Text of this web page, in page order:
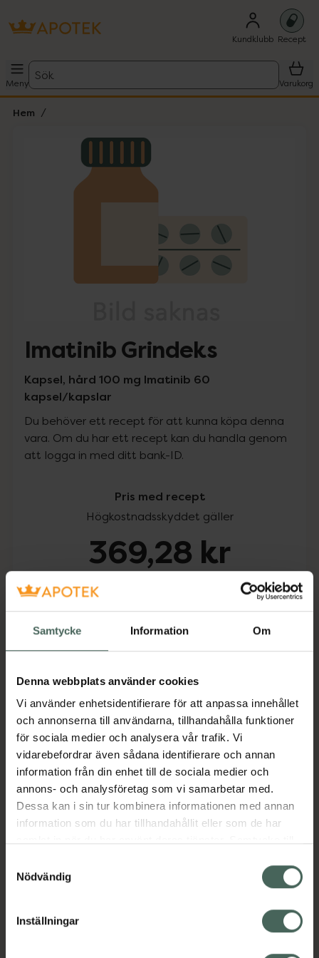
Samtycke Information Om
Denna webbplats använder cookies
Vi använder enhetsidentifierare för att anpassa innehållet
och annonserna till användarna, tillhandahålla funktioner
för sociala medier och analysera vår trafik. Vi
vidarebefordrar även sådana identifierare och annan
information från din enhet till de sociala medier och
annons- och analysföretag som vi samarbetar med.
Dessa kan i sin tur kombinera informationen med annan
information som du har tillhandahållit eller som de har
återkalla ditt samtycke via webbplatsens
cookieinställningar. Ett återkallat samtycke påverkar inte
lagligheten av behandling som skett innan återkallelsen.
Nödvändig
Inställningar
Kundklubb Recept
Meny
Sök
Varukorg
Hem
Lista: . Innehåller 1 objekt.
Imatinib Grindeks
Kapsel, hård 100 mg Imatinib 60
kapsel/kapslar
Du behöver ett recept för att kunna köpa denna
vara. Om du har ett recept kan du handla genom
att logga in med ditt bank-ID.
Pris med recept
Högkostnadsskyddet gäller
369,28 kr
Köp via ditt recept
Beskrivning Dölj
Läs alltid bipacksedeln innan
användning.
EAN:07046265323396
Visa